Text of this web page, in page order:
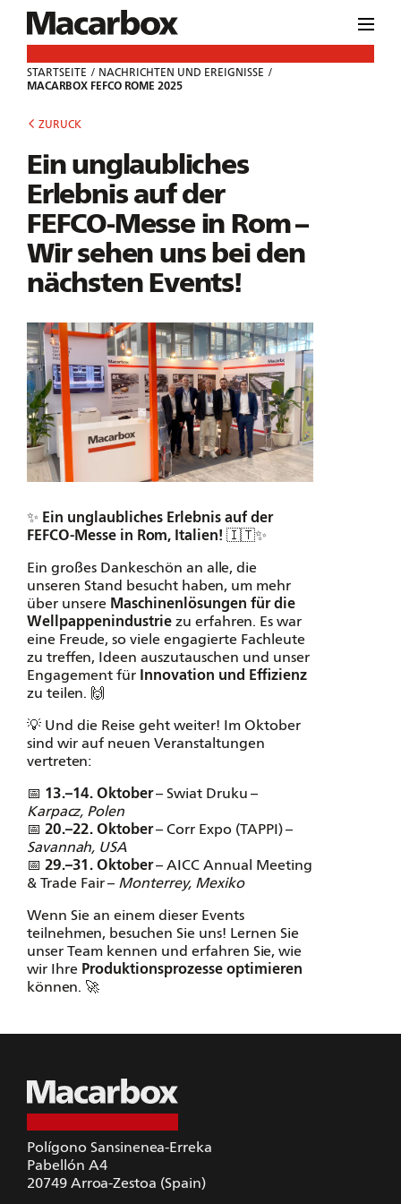
STARTSEITE
NACHRICHTEN UND EREIGNISSE
MACARBOX FEFCO ROME 2025
ZURUCK
Ein unglaubliches
Erlebnis auf der
FEFCO-Messe in Rom –
Wir sehen uns bei den
nächsten Events!
✨ Ein unglaubliches Erlebnis auf der
FEFCO-Messe in Rom, Italien! 🇮🇹✨
Ein großes Dankeschön an alle, die
unseren Stand besucht haben, um mehr
über unsere Maschinenlösungen für die
Wellpappenindustrie zu erfahren. Es war
eine Freude, so viele engagierte Fachleute
zu treffen, Ideen auszutauschen und unser
Engagement für
Innovation und Effizienz
zu teilen. 🙌
💡 Und die Reise geht weiter! Im Oktober
sind wir auf neuen Veranstaltungen
vertreten:
📅 13.–14. Oktober– Swiat Druku –
Karpacz, Polen
📅 20.–22. Oktober– Corr Expo (TAPPI) –
Savannah, USA
📅 29.–31. Oktober– AICC Annual Meeting
& Trade Fair – Monterrey, Mexiko
Wenn Sie an einem dieser Events
teilnehmen, besuchen Sie uns! Lernen Sie
unser Team kennen und erfahren Sie, wie
wir Ihre Produktionsprozesse optimieren
können. 🚀
Polígono Sansinenea-Erreka
Pabellón A4
20749 Arroa-Zestoa (Spain)